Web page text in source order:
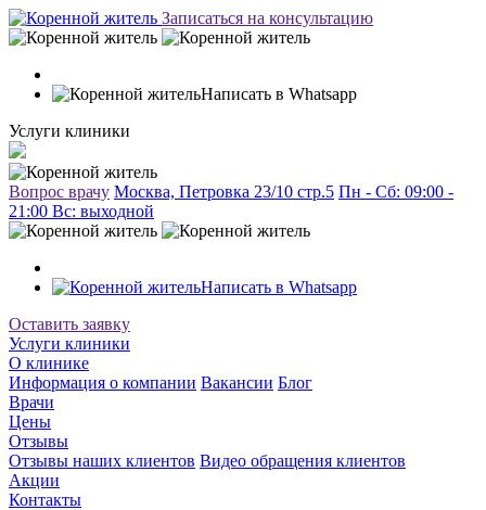
Записаться на консультацию
Написать в Whatsapp
Услуги клиники
Вопрос врачу Москва, Петровка 23/10 стр.5 Пн - Сб: 09:00 -
21:00 Вc: выходной
Написать в Whatsapp
Оставить заявку
Услуги клиники
О клинике
Информация о компании Вакансии Блог
Врачи
Цены
Отзывы
Отзывы наших клиентов Видео обращения клиентов
Акции
Контакты